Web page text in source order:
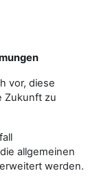
vor, diese
Zukunft zu
allgemeinen
werden.